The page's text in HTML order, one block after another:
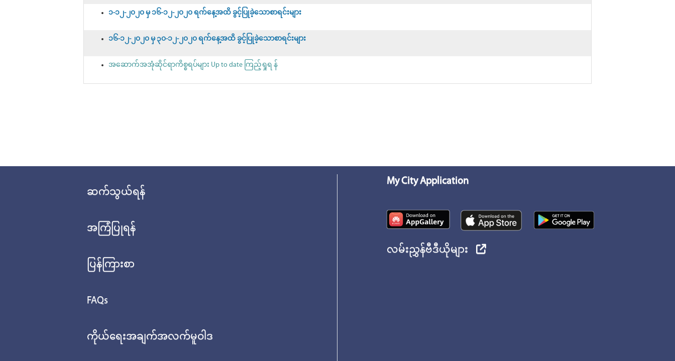
၁-၁၂-၂၀၂၀ မှ ၁၆-၁၂-၂၀၂၀ ရက်နေ့အထိ ခွင့်ပြုခဲ့သောစာရင်းများ
၁၆-၁၂-၂၀၂၀ မှ ၃၀-၁၂-၂၀၂၀ ရက်နေ့အထိ ခွင့်ပြုခဲ့သောစာရင်းများ
အဆောက်အအုံဆိုင်ရာကိစ္စရပ်များ Up to date ကြည့်ရှုရ န်
ဆက်သွယ်ရန်
အကြံပြုရန်
ပြန်ကြားစာ
FAQs
ကိုယ်ရေးအချက်အလက်မူဝါဒ
My City Application
လမ်းညွှန်ဗီဒီယိုများ